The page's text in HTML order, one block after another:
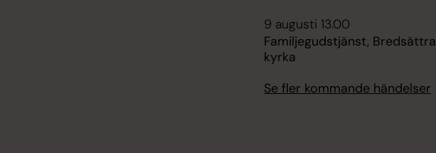
9 augusti 13.00
Familjegudstjänst, Bredsättra
kyrka
Se fler kommande händelser